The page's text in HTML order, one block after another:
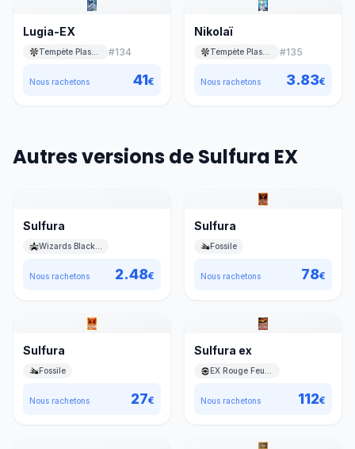
Lugia-EX
#134
Nous rachetons 41€
Nikolaï
#135
Nous rachetons 3.83€
Autres versions de Sulfura EX
Sulfura
Nous rachetons 2.48€
Sulfura
Fossile
Nous rachetons 78€
Sulfura
Fossile
Nous rachetons 27€
Sulfura ex
Nous rachetons 112€